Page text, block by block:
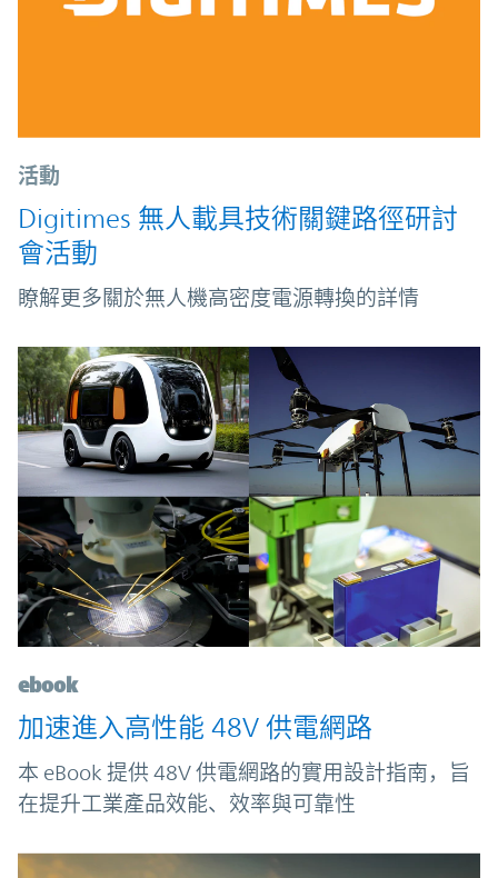
活動
Digitimes 無人載具技術關鍵路徑研討
會活動
瞭解更多關於無人機高密度電源轉換的詳情
ebook
加速進入高性能 48V 供電網路
本 eBook 提供 48V 供電網路的實用設計指南，旨
在提升工業產品效能、效率與可靠性